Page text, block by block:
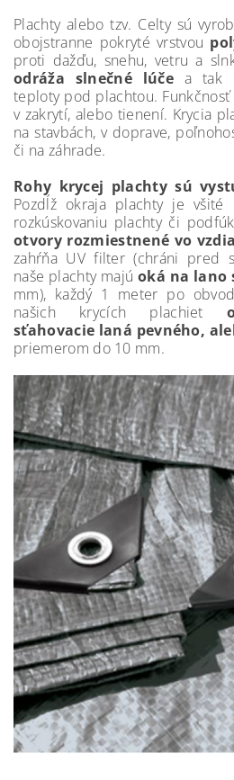
Plachty alebo tzv. Celty sú
obojstranne pokryté vrstvou
proti dažďu, snehu, vetru a
odráža slnečné lúče a tak
teploty pod plachtou.
v zakrytí, alebo tienení. Krycia
na stavbách, v doprave,
či na záhrade.
Rohy krycej plachty sú
Pozdĺž okraja plachty je všité
rozkúskovaniu plachty či
otvory rozmiestnené vo
zahŕňa UV filter (chráni pred
naše plachty majú oká na lano
mm), každý 1 meter po
našich krycích plachiet
sťahovacie laná pevného,
priemerom do 10 mm.